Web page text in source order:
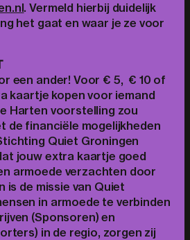
. Vermeld hierbij duidelijk
het gaat en waar je ze voor
een ander! Voor € 5, € 10 of
kaartje kopen voor iemand
Harten voorstelling zou
de financiële mogelijkheden
Quiet Groningen
jouw extra kaartje goed
armoede verzachten door
is de missie van Quiet
in armoede te verbinden
(Sponsoren) en
in de regio, zorgen zij